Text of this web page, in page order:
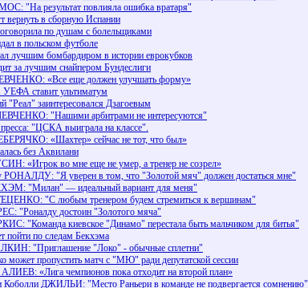
"На результат повлияла ошибка вратаря"
вернуть в сборную Испании
по душам с болельщиками
в польском футболе
лучшим бомбардиром в истории еврокубков
за лучшим снайпером Бундеслиги
«Все еще должен улучшать форму»
УЕФА ставит ультиматум
"Реал" заинтересовался Дзагоевым
"Нашими арбитрами не интересуются"
"ЦСКА выиграла на классе".
«Шахтер» сейчас не тот, что был»
без Аквилани
«Игрок во мне еще не умер, а тренер не созрел»
РОНАЛДУ: "Я уверен в том, что "Золотой мяч" должен достаться мне"
"Милан" — идеальный вариант для меня"
"С любым тренером будем стремиться к вершинам"
"Роналду достоин "Золотого мяча"
"Команда киевское "Динамо" перестала быть мальчиком для битья"
пойти по следам Бекхэма
"Приглашение "Локо" - обычные сплетни"
может пропустить матч с "МЮ" ради депутатской сессии
«Лига чемпионов пока отходит на второй план»
Коболли ДЖИЛЬИ: "Место Раньери в команде не подвергается сомнению"